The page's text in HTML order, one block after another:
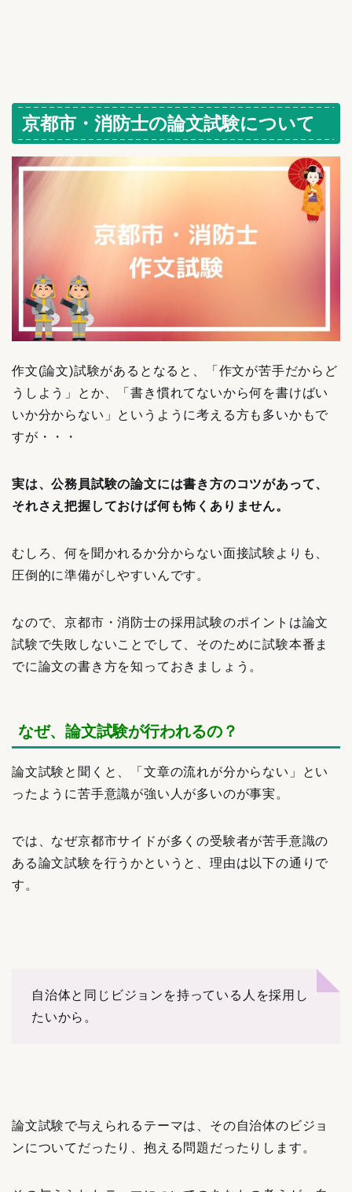
京都市・消防士の論文試験について
作文(論文)試験があるとなると、「作文が苦手だからど
うしよう」とか、「書き慣れてないから何を書けばい
いか分からない」というように考える方も多いかもで
すが・・・
実は、公務員試験の論文には書き方のコツがあって、
それさえ把握しておけば何も怖くありません。
むしろ、何を聞かれるか分からない面接試験よりも、
圧倒的に準備がしやすいんです。
なので、京都市・消防士の採用試験のポイントは論文
試験で失敗しないことでして、そのために試験本番ま
でに論文の書き方を知っておきましょう。
なぜ、論文試験が行われるの？
論文試験と聞くと、「文章の流れが分からない」とい
ったように苦手意識が強い人が多いのが事実。
では、なぜ京都市サイドが多くの受験者が苦手意識の
ある論文試験を行うかというと、理由は以下の通りで
す。
自治体と同じビジョンを持っている人を採用し
たいから。
論文試験で与えられるテーマは、その自治体のビジョ
ンについてだったり、抱える問題だったりします。